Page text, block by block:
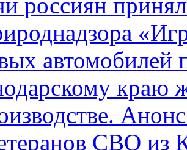
россиян
автомобилей
краю
СВО из